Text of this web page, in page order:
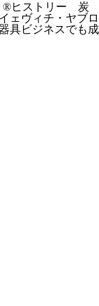
®ヒストリー 炭
ェヴィチ・ヤブロ
具ビジネスでも成